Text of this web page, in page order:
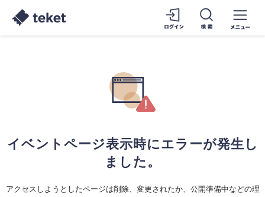
イベントページ表示時にエラーが発生し
ました。
アクセスしようとしたページは削除、変更されたか、公開準備中などの理